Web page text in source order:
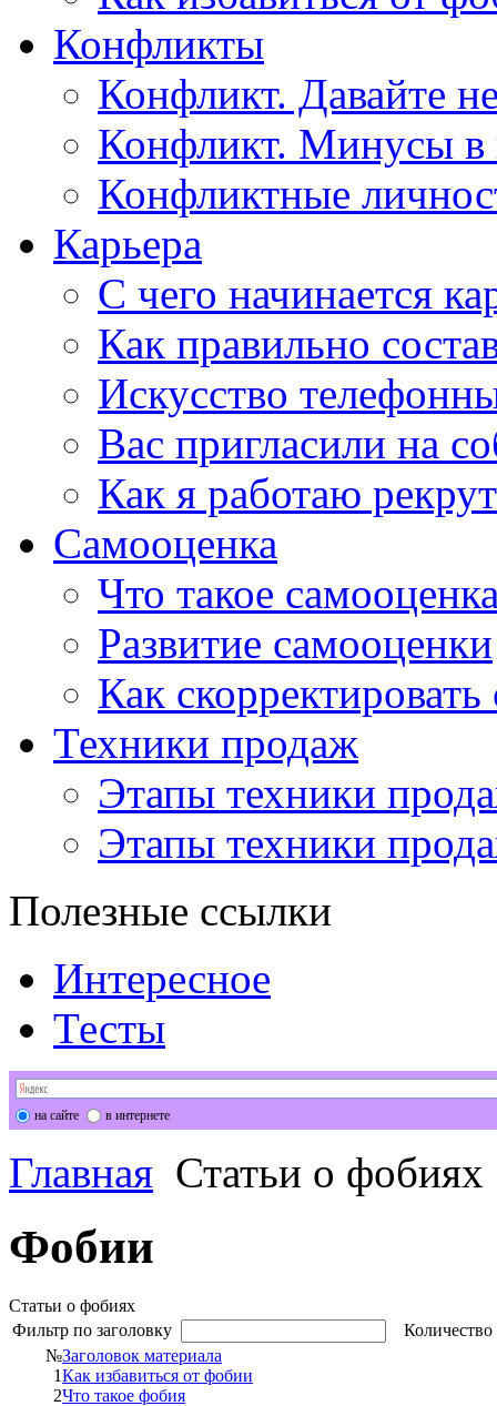
Конфликты
Конфликт. Давайте
Конфликт. Минусы
Конфликтные
Карьера
С чего начинается
Как правильно
Искусство
Вас пригласили на
Как я работаю
Самооценка
Что такое
Развитие самооценки
Как
Техники продаж
Этапы техники
Этапы техники
Полезные ссылки
Интересное
Тесты
на сайте в интернете
Главная Статьи о фобиях
Фобии
Статьи о фобиях
Фильтр по заголовку
№Заголовок материала
1Как избавиться от фобии
2Что такое фобия